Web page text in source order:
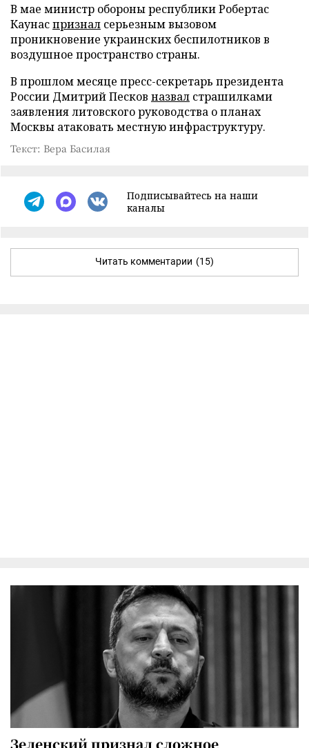
В мае министр обороны республики Робертас
Каунаспризнал серьезным вызовом
проникновение украинских беспилотников в
воздушное пространство страны.
В прошлом месяце пресс-секретарь президента
России Дмитрий Песков назвал страшилками
заявления литовского руководства о планах
Москвы атаковать местную инфраструктуру.
Текст: Вера Басилая
Подписывайтесь на наши
каналы
Читать комментарии (15)
Зеленский признал сложное